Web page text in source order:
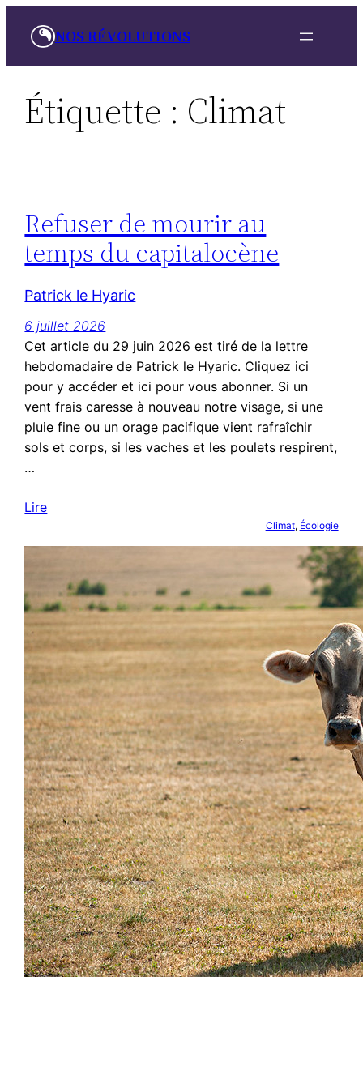
NOS RÉVOLUTIONS
Étiquette : Climat
Refuser de mourir au
temps du capitalocène
Patrick le Hyaric
6 juillet 2026
Cet article du 29 juin 2026 est tiré de la lettre
hebdomadaire de Patrick le Hyaric. Cliquez ici
pour y accéder et ici pour vous abonner. Si un
vent frais caresse à nouveau notre visage, si une
pluie fine ou un orage pacifique vient rafraîchir
sols et corps, si les vaches et les poulets respirent,
…
Lire
Climat, Écologie